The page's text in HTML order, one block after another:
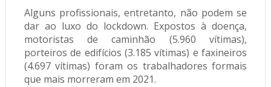
Alguns profissionais, entretanto, não podem se
dar ao luxo do lockdown. Expostos à doença,
motoristas de caminhão (5.960 vítimas),
porteiros de edifícios (3.185 vítimas) e faxineiros
(4.697 vítimas) foram os trabalhadores formais
que mais morreram em 2021.